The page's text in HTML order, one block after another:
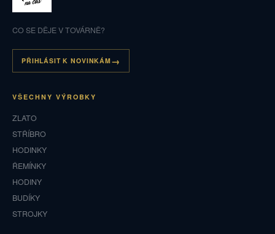
CO SE DĚJE V TOVÁRNĚ?
PŘIHLÁSIT K NOVINKÁM
VŠECHNY VÝROBKY
ZLATO
STŘÍBRO
HODINKY
ŘEMÍNKY
HODINY
BUDÍKY
STROJKY